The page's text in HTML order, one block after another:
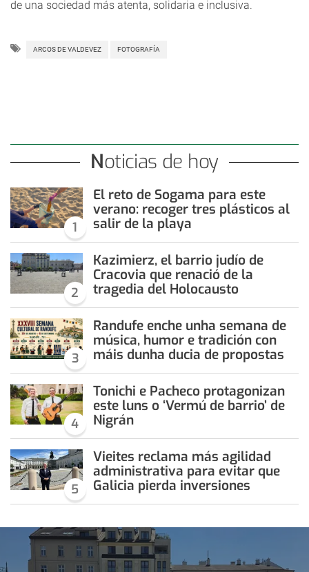
de una sociedad más atenta, solidaria e inclusiva.
ARCOS DE VALDEVEZ FOTOGRAFÍA
Noticias de hoy
1
El reto de Sogama para este
verano: recoger tres plásticos al
salir de la playa
2
Kazimierz, el barrio judío de
Cracovia que renació de la
tragedia del Holocausto
3
Randufe enche unha semana de
música, humor e tradición con
máis dunha ducia de propostas
4
Tonichi e Pacheco protagonizan
este luns o ‘Vermú de barrio’ de
Nigrán
5
Vieites reclama más agilidad
administrativa para evitar que
Galicia pierda inversiones